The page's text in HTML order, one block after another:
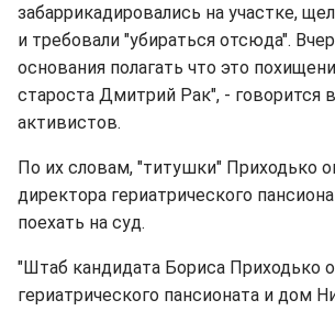
забаррикадировались на участке,
и требовали "убираться отсюда".
основания полагать что это
староста Дмитрий Рак", - говорится
активистов.
По их словам, "титушки" Приходько
директора гериатрического
поехать на суд.
"Штаб кандидата Бориса Приходько
гериатрического пансионата и дом